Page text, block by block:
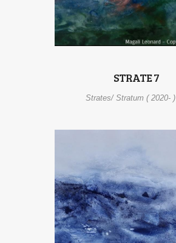
STRATE 7
Strates/ Stratum ( 2020- )